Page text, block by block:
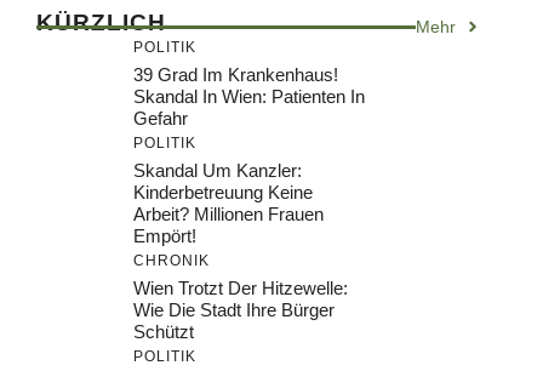
KÜRZLICH Mehr
POLITIK
39 Grad Im Krankenhaus!
Skandal In Wien: Patienten In
Gefahr
POLITIK
Skandal Um Kanzler:
Kinderbetreuung Keine
Arbeit? Millionen Frauen
Empört!
CHRONIK
Wien Trotzt Der Hitzewelle:
Wie Die Stadt Ihre Bürger
Schützt
POLITIK